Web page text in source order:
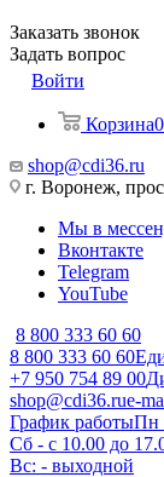
Заказать звонок
Задать вопрос
Войти
Корзина0
shop@cdi36.ru
г. Воронеж,
Мы в
Вконтакте
Telegram
YouTube
8 800 333 60 60
8 800 333 60 60
+7 950 754 89 00
shop@cdi36.rue-
График работыПн
Сб - с 10.00 до
Вс: - выходной